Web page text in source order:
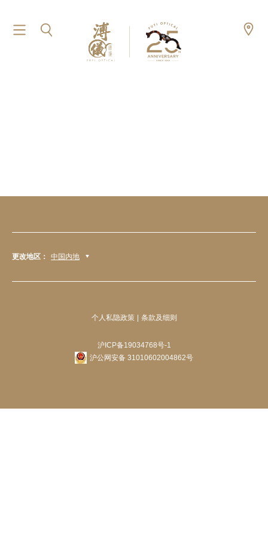
更改地区： 中国内地
个人私隐政策 条款及细则
沪ICP备19034768号-1
沪公网安备 31010602004862号